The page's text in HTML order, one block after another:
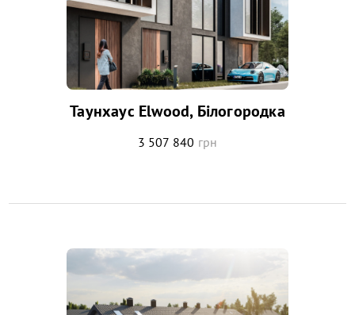
Таунхаус Elwood, Білогородка
3 507 840 грн